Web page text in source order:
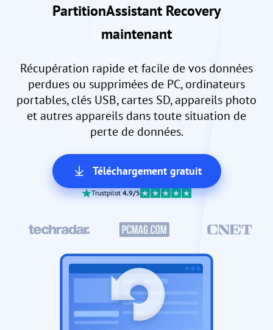
PartitionAssistant Recovery
maintenant
Récupération rapide et facile de vos données
perdues ou supprimées de PC, ordinateurs
portables, clés USB, cartes SD, appareils photo
et autres appareils dans toute situation de
perte de données.
Téléchargement gratuit
Trustpilot4.9/5